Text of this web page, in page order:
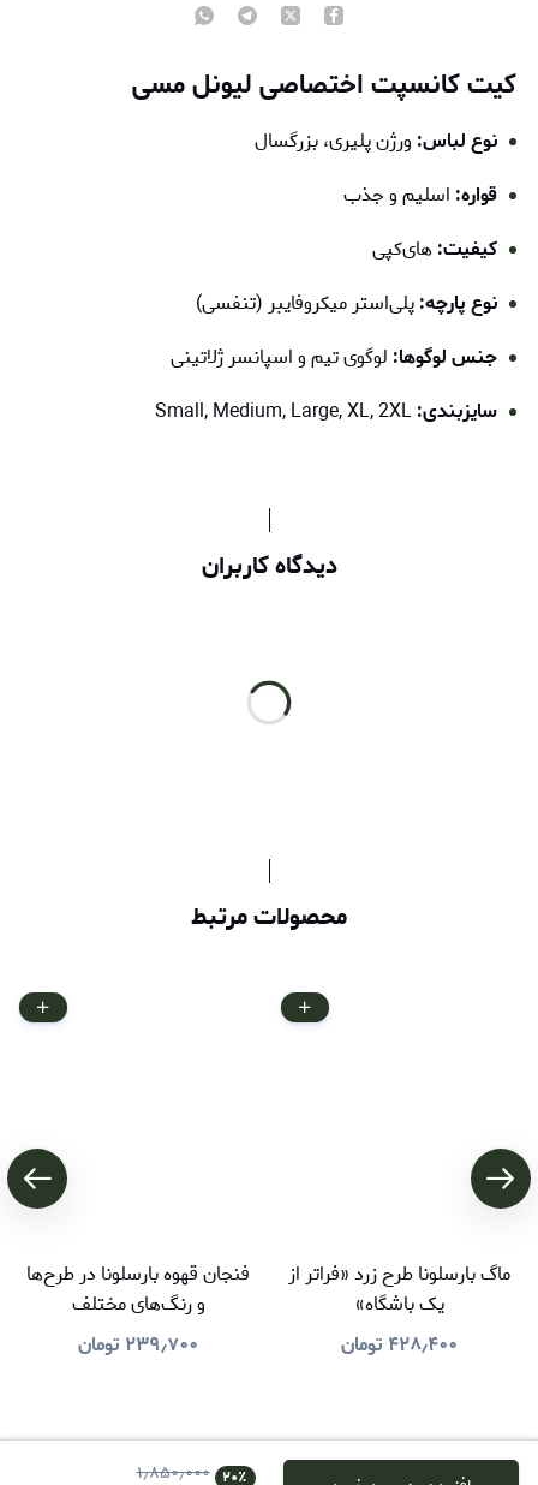
۲۰٪ ۱٫۸۵۰٫۰۰۰
کیت کانسپت اختصاصی لیونل مسی
نوع لباس: ورژن پلیری، بزرگسال
قواره: اسلیم و جذب
کیفیت: های‌کپی
نوع پارچه:پلی‌استر میکروفایبر (تنفسی)
جنس لوگوها: لوگوی تیم و اسپانسر ژلاتینی
سایزبندی:
دیدگاه کاربران
محصولات مرتبط
ماگ بارسلونا طرح زرد «فراتر از
یک باشگاه»
۴۲۸٫۴۰۰ تومان
فنجان قهوه بارسلونا در طرح‌ها
و رنگ‌های مختلف
۲۳۹٫۷۰۰ تومان